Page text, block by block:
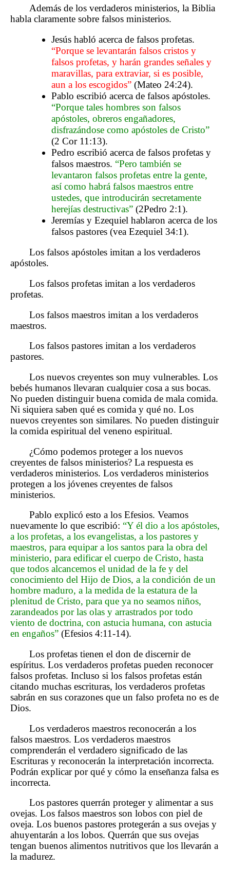
Además de los verdaderos ministerios, la Biblia
habla claramente sobre falsos ministerios.
Jesús habló acerca de falsos profetas.
“Porque se levantarán falsos cristos y
falsos profetas, y harán grandes señales y
maravillas, para extraviar, si es posible,
aun a los escogidos” (Mateo 24:24).
Pablo escribió acerca de falsos apóstoles.
“Porque tales hombres son falsos
apóstoles, obreros engañadores,
disfrazándose como apóstoles de Cristo”
(2 Cor 11:13).
Pedro escribió acerca de falsos profetas y
falsos maestros. “Pero también se
levantaron falsos profetas entre la gente,
así como habrá falsos maestros entre
ustedes, que introducirán secretamente
herejías destructivas” (2Pedro 2:1).
Jeremías y Ezequiel hablaron acerca de los
falsos pastores (vea Ezequiel 34:1).
Los falsos apóstoles imitan a los verdaderos
apóstoles.
Los falsos profetas imitan a los verdaderos
profetas.
Los falsos maestros imitan a los verdaderos
maestros.
Los falsos pastores imitan a los verdaderos
pastores.
Los nuevos creyentes son muy vulnerables. Los
bebés humanos llevaran cualquier cosa a sus bocas.
No pueden distinguir buena comida de mala comida.
Ni siquiera saben qué es comida y qué no. Los
nuevos creyentes son similares. No pueden distinguir
la comida espiritual del veneno espiritual.
¿Cómo podemos proteger a los nuevos
creyentes de falsos ministerios? La respuesta es
verdaderos ministerios. Los verdaderos ministerios
protegen a los jóvenes creyentes de falsos
ministerios.
Pablo explicó esto a los Efesios. Veamos
nuevamente lo que escribió: “Y él dio a los apóstoles,
a los profetas, a los evangelistas, a los pastores y
maestros, para equipar a los santos para la obra del
ministerio, para edificar el cuerpo de Cristo, hasta
que todos alcancemos el unidad de la fe y del
conocimiento del Hijo de Dios, a la condición de un
hombre maduro, a la medida de la estatura de la
plenitud de Cristo, para que ya no seamos niños,
zarandeados por las olas y arrastrados por todo
viento de doctrina, con astucia humana, con astucia
en engaños” (Efesios 4:11-14).
Los profetas tienen el don de discernir de
espíritus. Los verdaderos profetas pueden reconocer
falsos profetas. Incluso si los falsos profetas están
citando muchas escrituras, los verdaderos profetas
sabrán en sus corazones que un falso profeta no es de
Dios.
Los verdaderos maestros reconocerán a los
falsos maestros. Los verdaderos maestros
comprenderán el verdadero significado de las
Escrituras y reconocerán la interpretación incorrecta.
Podrán explicar por qué y cómo la enseñanza falsa es
incorrecta.
Los pastores querrán proteger y alimentar a sus
ovejas. Los falsos maestros son lobos con piel de
oveja. Los buenos pastores protegerán a sus ovejas y
ahuyentarán a los lobos. Querrán que sus ovejas
tengan buenos alimentos nutritivos que los llevarán a
la madurez.